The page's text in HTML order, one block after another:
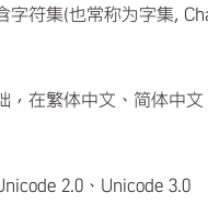
字符集(也常称为字集,
，在繁体中文、简体中文
2.0、Unicode 3.0